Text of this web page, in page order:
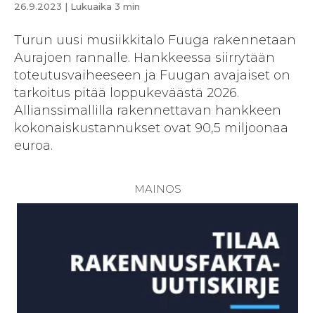
26.9.2023 | Lukuaika 3 min
Turun uusi musiikkitalo Fuuga rakennetaan
Aurajoen rannalle. Hankkeessa siirrytään
toteutusvaiheeseen ja Fuugan avajaiset on
tarkoitus pitää loppukeväästä 2026.
Allianssimallilla rakennettavan hankkeen
kokonaiskustannukset ovat 90,5 miljoonaa
euroa.